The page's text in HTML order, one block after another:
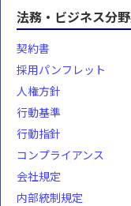
法務・ビジネス分
契約書
採用パンフレット
人権方針
行動基準
行動指針
コンプライアンス
会社規定
内部統制規定